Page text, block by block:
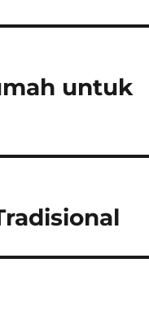
untuk